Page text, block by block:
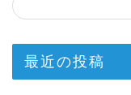
最近の投稿